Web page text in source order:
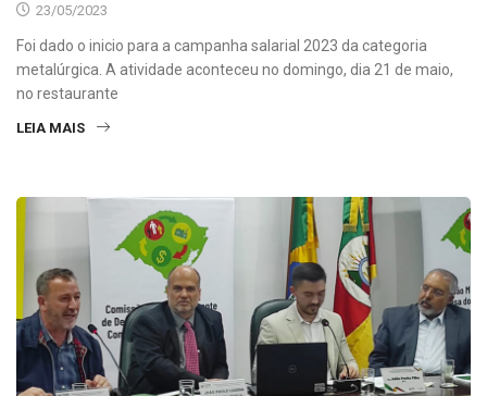
23/05/2023
Foi dado o inicio para a campanha salarial 2023 da categoria
metalúrgica. A atividade aconteceu no domingo, dia 21 de maio,
no restaurante
LEIA MAIS